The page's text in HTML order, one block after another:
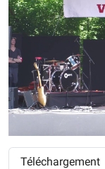
Téléchargement